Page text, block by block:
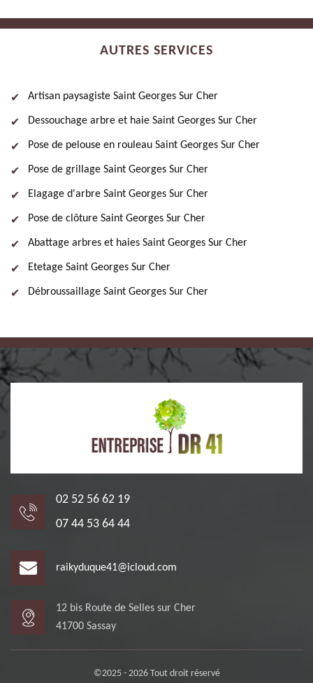
AUTRES SERVICES
Artisan paysagiste Saint Georges Sur Cher
Dessouchage arbre et haie Saint Georges Sur Cher
Pose de pelouse en rouleau Saint Georges Sur Cher
Pose de grillage Saint Georges Sur Cher
Elagage d'arbre Saint Georges Sur Cher
Pose de clôture Saint Georges Sur Cher
Abattage arbres et haies Saint Georges Sur Cher
Etetage Saint Georges Sur Cher
Débroussaillage Saint Georges Sur Cher
02 52 56 62 19
07 44 53 64 44
raikyduque41@icloud.com
12 bis Route de Selles sur Cher
41700 Sassay
©2025 - 2026 Tout droit réservé